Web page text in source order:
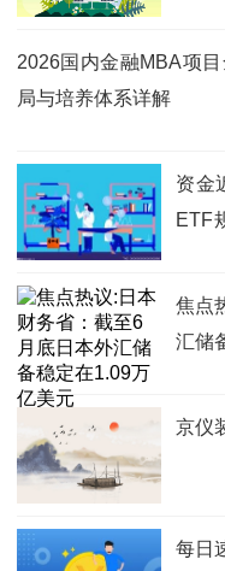
2026国内金融MBA项
局与培养体系详解
资金
ETF
焦点
汇储
京仪
每日